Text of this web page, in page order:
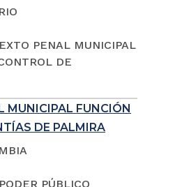
PENAL MUNICIPAL
DE
MUNICIPAL FUNCIÓN
DE PALMIRA
PÚBLICO